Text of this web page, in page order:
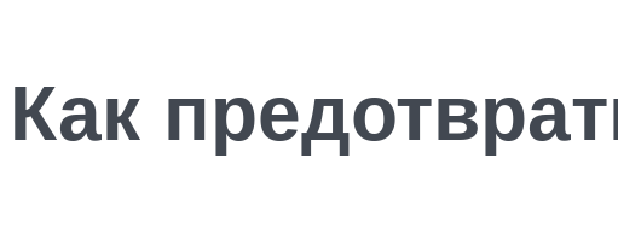
Как